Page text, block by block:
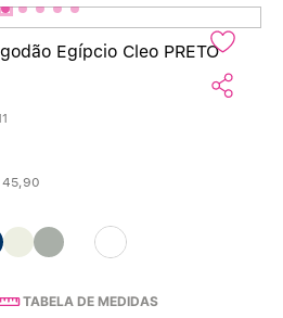
Egípcio Cleo PRETO
45,90
TABELA DE MEDIDAS
Alta